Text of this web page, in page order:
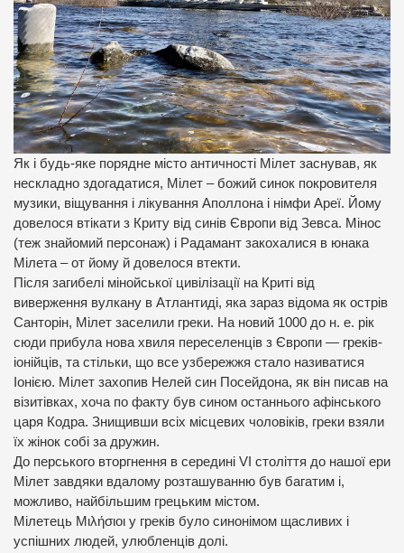
Як і будь-яке порядне місто античності Мілет заснував, як
нескладно здогадатися, Мілет – божий синок покровителя
музики, віщування і лікування Аполлона і німфи Ареї. Йому
довелося втікати з Криту від синів Європи від Зевса. Мінос
(теж знайомий персонаж) і Радамант закохалися в юнака
Мілета – от йому й довелося втекти.
Після загибелі мінойської цивілізації на Криті від
виверження вулкану в Атлантиді, яка зараз відома як острів
Санторін, Мілет заселили греки. На новий 1000 до н. е. рік
сюди прибула нова хвиля переселенців з Європи — греків-
іонійців, та стільки, що все узбережжя стало називатися
Іонією. Мілет захопив Нелей син Посейдона, як він писав на
візитівках, хоча по факту був сином останнього афінського
царя Кодра. Знищивши всіх місцевих чоловіків, греки взяли
їх жінок собі за дружин.
До перського вторгнення в середині VI століття до нашої ери
Мілет завдяки вдалому розташуванню був багатим і,
можливо, найбільшим грецьким містом.
Мілетець Μιλήσιοι у греків було синонімом щасливих і
успішних людей, улюбленців долі.